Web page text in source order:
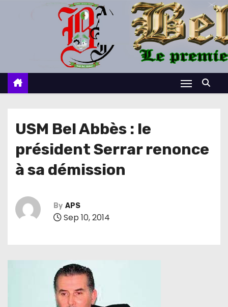
c
USM Bel Abbès : le
président Serrar renonce
à sa démission
By APS
Sep 10, 2014